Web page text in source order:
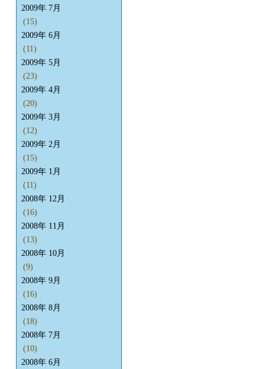
2009年 7月
(15)
2009年 6月
(11)
2009年 5月
(23)
2009年 4月
(20)
2009年 3月
(12)
2009年 2月
(15)
2009年 1月
(11)
2008年 12月
(16)
2008年 11月
(13)
2008年 10月
(9)
2008年 9月
(16)
2008年 8月
(18)
2008年 7月
(10)
2008年 6月